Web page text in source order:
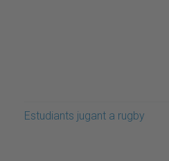
Estudiants jugant a rugby